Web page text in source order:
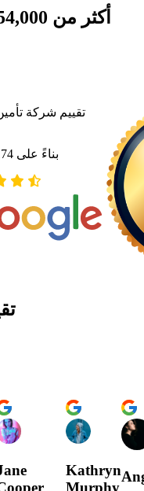
تقييم شركة
بناءً على 2174 تقييم
Kathryn
Murphy